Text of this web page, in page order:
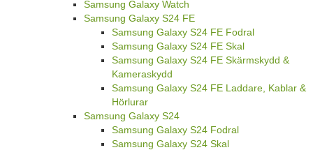
Samsung Galaxy Watch
Samsung Galaxy S24 FE
Samsung Galaxy S24 FE Fodral
Samsung Galaxy S24 FE Skal
Samsung Galaxy S24 FE Skärmskydd &
Kameraskydd
Samsung Galaxy S24 FE Laddare, Kablar &
Hörlurar
Samsung Galaxy S24
Samsung Galaxy S24 Fodral
Samsung Galaxy S24 Skal